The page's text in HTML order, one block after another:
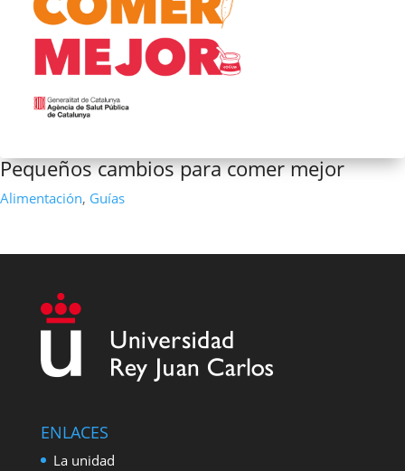
Pequeños cambios para comer mejor
Alimentación, Guías
ENLACES
La unidad